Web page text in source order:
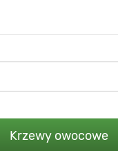
Krzewy owocowe